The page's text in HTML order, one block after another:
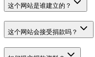
这个网站是谁建立的？
这个网站会接受捐款吗？